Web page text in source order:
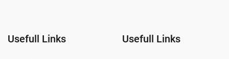
Usefull Links Usefull Links